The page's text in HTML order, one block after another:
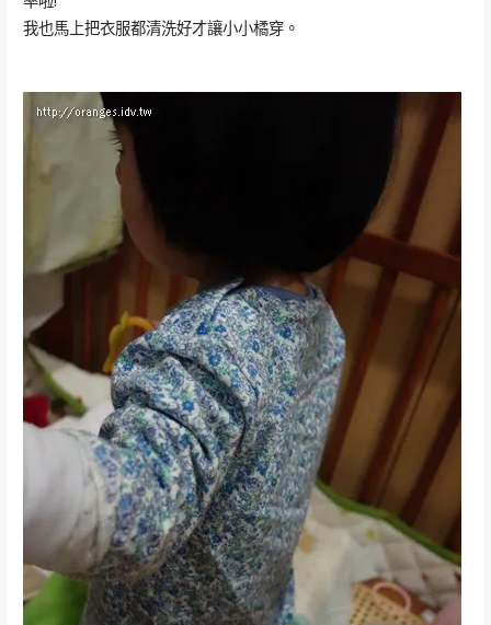
我也馬上把衣服都清洗好才讓小小橘穿。